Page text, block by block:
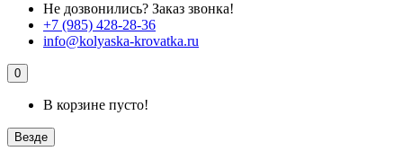
Не дозвонились? Заказ звонка!
+7 (985) 428-28-36
info@kolyaska-krovatka.ru
0
В корзине пусто!
Везде